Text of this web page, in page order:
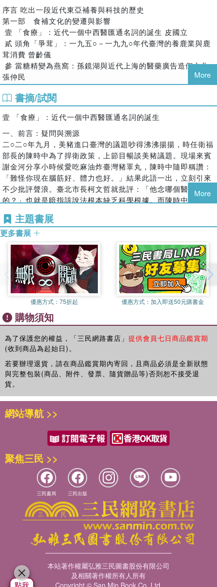
復旦大學歷史學系教授，兼任南京大學亞太發展研究中心研究
員。研究專長為中國近代史。出版有《種瓜得豆：清末民初的
閱讀文化與接受政治》、《葉落知秋：清末民初的史事和人
物》等四種，發表有論文、書評多篇。
牟立邦
復旦大學博士，現任臺灣明新科技大學通識教育助理教授。研
究專長為中國近代史／中日抗戰、貨幣史研究；物質文化／飲
線移轉說」述評〉、〈明清之際台灣「番銀」的通行——兼論
的形成及演繹〉、〈從「董月花」的塑造看文化與群體的折
射〉等篇章論文。
劉士永
美國匹茲堡大學博士，現任美國匹茲堡大學歷史系教授。研究
專長為醫學／公共衛生史、日本殖民醫學、東亞環境史。著有
《武士刀與柳葉刀：日本西洋醫學的形成與擴散》、《東亞醫
療史：殖民、性別與現代性》、Prescribing Colonization:
The Role of Medical Practices and Policies in Japan-Ruled
Taiwan, 1895-1945等專著。
張淑卿
國立清華大學歷史學博士，現任長庚大學醫學系人文及社會醫
學科教授。曾任中央研究院臺灣史研究所籌備處訪問學員、博
士後研究員。專長領域為臺灣醫療衛生史、護理史、以及科
技、醫療與社會。著有研究論文、書評、翻譯等百餘篇，散見
於中英學術期刊中。
母親說「天下一勤無難事」，安是家族名，之是輩分序。胸無
大志，心懷小事，著有四物、靈芝、牛樟芝相關論文。樂於吃
飯、睡覺、打太極，鑽研尼采、實驗教育與社會學理論，目前
任職於陽明交通大學百川學士學位學程，擔任實作級專案助理
教授。
蔣竹山
臺灣桃園人。清華大學歷史所博士，中央大學歷史所副教授兼
文學院學士班主任。曾任東華大學人社院大眾史學研究中心主
任，中央大學歷史所所長。研究興趣喜歡打破傳統臺灣史、中
國史、世界史三塊分立之框架，主要方向為醫療史、新文化
史、全球史、公眾史學。歷來除關注全球視野下的物質文化史
研究，在學院推動相關社群活動外，也對社會大眾推廣歷史普
及與公眾史。
的歷史、令人食指大動的沙茶火鍋，那濃郁滋味背後的文化脈絡，
咀嚼文字似有味，都足以發揮令讀者「越讀愈餓」的神奇效果，這
正是品味食物史魅力之所在。
綜觀近十年來，臺灣不斷因各種食品安全的問題，屢屢造成重大的
社會爭議。作為一位史學工作者，不能不對現實社會問題有若干回
應；然史學工作者研究之對象既為過往之陳跡，當然不可能直接面
對現實問題來提出正面解決之道，但吾人仍可能透過梳理近代以來
考，提供一些歷史上真實呈現之飲食文化、科學爭議與認識傳統與
現代連結的可能，此為本書編纂背後最深刻的在地關懷。
本書的焦點與特色，就在於探討「補養」的歷史，可謂非常貼近於
我們的日常生活。臺灣街頭巷尾的飲食文化中，充滿著各種具有
「補養」的菜色，從早期的狗肉鍋、燉鱉湯、蛇湯、十全排骨，到
一九八○年代之後逐步在街頭林立的羊肉爐、薑母鴨等等；還有一
杯清涼的青草茶、苦茶，一口氣喝下，表情猙獰兼吐舌作噁，老闆
還會在旁邊拍手叫好，讚揚你的勇氣，那是我大學時代的士林夜市
記憶，相信讀者對它們的滋味也都不陌生。由於傳統中國文化中藥
食如一、藥食同源的發展，這些食物中往往加入了不少具有補養身
體的中草藥材於其中，而賦予一道菜色、一碗熱湯、一杯茶飲內，
可能具有防治某些疾病的功效，這樣的文化現象與背後的歷史因
素，值得分析。此外，我們的生活中充斥著維他命、雞精、蜆精、
提神飲料等各種具有補養、補精神、提升體力的飲品，即便它們已
被「科學」二字重新包裝，但還是不能捨棄傳統補養功效的話語，
可謂換湯不換藥，而成為現代的新補品，可見補養文化影響之廣
泛，歷久不衰。而食補有沒有真實效用，需要專業醫師來解答，但
是歷史學者可以告訴讀者，所謂被社會文化所認同之「療效」或某
些「效果」，是如何透過各種歷史因素而被建構出來。二十世紀初
期以來東亞各地的科學觀和中西醫匯通概念，又如何賦予這些具有
補養意義的食物，一些全新的健康概念，並影響我們的日常生活？
閱讀本書，可讓讀者在吃下這些食物時，擁有多一份趣味、歷史知
識與對其健康功用之省思。
影響，皮國立的〈「食
療」：近代一個中西醫匯通名詞的誕生〉，提醒讀者「食療」一詞
其實經歷了一個經由西方至中國的文字意義之轉譯過程。在一九三
○年代以前，談食物療法的大多是西醫，而其意義也不同於古代中
醫的理解。受到當時西醫營養學、生理學、細菌學、內分泌學等新
識進行相互印證，於是食物療病的概念才被重新詮釋，逐步成為今
日人們所熟知的「食療」知識。曾齡儀的〈頭角「爭茸」：一九五
○－一九九○年代臺灣的養鹿業與鹿茸消費〉，則細緻梳理了荷蘭時
期至戰後臺灣的養鹿業與鹿茸消費，文中提及清代漢人之移墾，改
變臺灣鹿隻貿易，他們將鹿脯、鹿茸與鹿鞭等品項銷往中國內地，
與傳統中國醫藥視「鹿」為補陽聖品的觀念有關，而臺灣本土也在
戰後出現了各種大眾化的相關補品，包括鹿茸丸和鹿茸酒，文中都
有詳細的介紹。
張仲民的〈當糖精變為燕窩：孫鏡湖與近代上海的醫藥廣告造假文
化〉，文中主角是近代中國一個非常有趣的醫藥商品「燕窩糖
精」。經作者詳細考證，其實該藥的成分根本不含燕窩，而主要是
段，進而刊登廣告，邀請文人寫假文章來吹捧該藥的效果，大有誆
騙之嫌。該文讀來深具啟發，揭發近代醫藥產業借用「補養」心態
序言 吃出一段近代東亞補養與科技的歷史
第一部 食補文化的變遷與影響
壹 「食療」：近代一個中西醫匯通名詞的誕生 皮國立
貳 頭角「爭茸」：一九五○－一九九○年代臺灣的養鹿業與鹿
茸消費 曾齡儀
參 當糖精變為燕窩：孫鏡湖與近代上海的醫藥廣告造假文化
張仲民
肆 祛濕發汗，活血驅寒：傳統食補文化與中醫「辛味」發展
牟立邦
伍 抗戰時期的兵食與軍事營養學發展試探 劉士永
陸 《豐年》中的知識傳遞：以腸胃道型疫病防治和飲食衛生
（一九五一－一九六三）為例 張淑卿
柒 科學、商業與政治的角力：以靈芝在臺灣的社會文化生命
史（一九七○ －一九九○）為例 安勤之
捌 食物史新趨勢：近代東亞味素研究的幾種視角 蔣竹山
More
書摘/試閱
壹 「食療」：近代一個中西醫匯通名詞的誕生
一、前言：疑問與溯源
二○二○年九月，美豬進口臺灣的議題吵得沸沸揚揚，時任衛福
部長的陳時中為了捍衛政策，上節目暢談美豬議題。現場來賓
謝金河分享小時候愛吃麻油炸臺灣豬睪丸，陳時中隨即稱讚：
「難怪你現在腦筋好、體力也好。」結果此語一出，立刻引來
不少批評聲浪。臺北市長柯文哲就批評：「他念哪個醫學院
的？」也就是暗指該說法根本缺乏科學根據。而陳時中則回
論美豬，也不評論對錯，卻要藉由考察這類爭議中，靠著某種
食材進補以達到身體強健或治療某種生理疾病的歷史，或許可
使讀者在讀過本篇文章後，對於中西醫的補身概念、食物療效
與科技之間的爭議，有多一分了解，方能解讀民俗、經驗和科
學之間的複雜關係，擁有更多元的思考，這恐怕不是「非黑即
白」的二分法就能夠說明清楚。
藉由攝取特定的藥物與食物，補養身體以祛病延年，在華人的
飲食史中已有數千年的歷史。近年來有關飲食史的研究成果，
堪稱豐碩；作為一種日常生活史或社會史的中國飲食研究，牽
涉主題相當廣泛；西方飲食史，近年更有興盛之勢。然而，書
寫飲食與健康、醫療的歷史，有別於傳統菜餚、食材、烹調的
歷史或文化書寫，例如陳元朋的研究很具有代表性，除了飲食
與疾病關係的梳理，雖然其論文關切的主題多在清代以前，但
近代仍存續的食療知識，大部分是自古傳下來的，不論是在內
容或書寫形式上，仍具有知識累積的痕跡。現代中醫對飲食治
療的歷史相當重視，其整理之資料與文獻，可作為對了解中醫
食療歷史之參考。而中醫文獻近十年來整理之各種養生、本草
本文要訴說的故事，就是華人飲食療法的傳統，在近代受到西
方科學知識衝擊後，新的「食療」一詞有什麼改變？我們如何
從歷史中找尋現今飲食補養與療病的意義？而當中的中西飲食
療法之異同又為何？希望讀者可以在本文中找到一些答案與反
思現代性的路徑。
擔任過中央國醫館館長的焦易堂（一八七九－一九五○），曾
在中醫辦理的《食物療病月刊》封面提詞，該刊是以食物來
「仁術養生」。焦氏追溯周代即有食醫，申言醫（藥）食同
源，好像是再自然不過之事，這是一九三○年代中期的事。但
我們可能忽略了「食療」意義的近代轉型和混合現代性的可
也不同於傳統食療。揆諸晚清民國報刊資料庫，其實近代中國
極少有人用「食療」一詞，最早出現的詞彙其實是「食養療
More
主題書展
更多書展
優惠方式： 75折起 優惠方式： 加入即送50元購書金
購物須知
為了保護您的權益，「三民網路書店」 提供會員七日商品鑑賞期
(收到商品為起始日)。
若要辦理退貨，請在商品鑑賞期內寄回，且商品必須是全新狀態
與完整包裝(商品、附件、發票、隨貨贈品等)否則恕不接受退
貨。
網站導航 >>
聚焦三民 >>
三民書局 三民出版
本站著作權屬弘雅三民圖書股份有限公司
及相關著作權所有人所有
Copyright © San Min Book Co.,Ltd.